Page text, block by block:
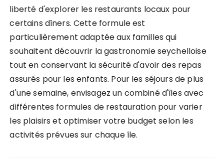
liberté d'explorer les restaurants locaux pour
certains dîners. Cette formule est
particulièrement adaptée aux familles qui
souhaitent découvrir la gastronomie seychelloise
tout en conservant la sécurité d'avoir des repas
assurés pour les enfants. Pour les séjours de plus
d'une semaine, envisagez un combiné d'îles avec
différentes formules de restauration pour varier
les plaisirs et optimiser votre budget selon les
activités prévues sur chaque île.